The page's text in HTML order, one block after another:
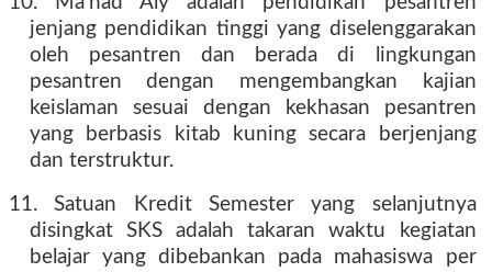
jenjang pendidikan tinggi yang diselenggarakan
oleh pesantren dan berada di lingkungan
pesantren dengan mengembangkan kajian
keislaman sesuai dengan kekhasan pesantren
yang berbasis kitab kuning secara berjenjang
dan terstruktur.
11. Satuan Kredit Semester yang selanjutnya
disingkat SKS adalah takaran waktu kegiatan
belajar yang dibebankan pada mahasiswa per